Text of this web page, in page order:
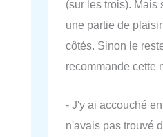
(sur les trois). Mais
une partie de
côtés. Sinon le
recommande cette
- J'y ai accouché
n'avais pas trouvé